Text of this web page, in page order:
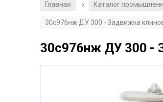
Главная / Каталог
30с976нж ДУ 300 - Задвижка
30с976нж ДУ 300 -